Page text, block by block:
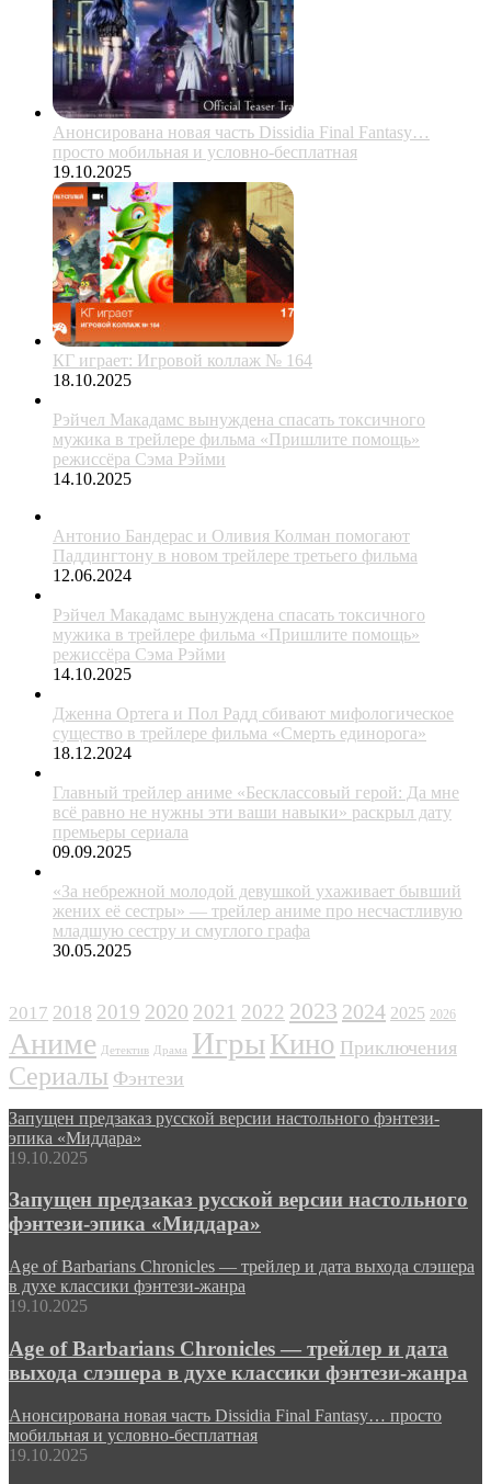
Анонсирована новая часть Dissidia Final Fantasy…
просто мобильная и условно-бесплатная
19.10.2025
КГ играет: Игровой коллаж № 164
18.10.2025
Рэйчел Макадамс вынуждена спасать токсичного
мужика в трейлере фильма «Пришлите помощь»
режиссёра Сэма Рэйми
14.10.2025
Антонио Бандерас и Оливия Колман помогают
Паддингтону в новом трейлере третьего фильма
12.06.2024
Рэйчел Макадамс вынуждена спасать токсичного
мужика в трейлере фильма «Пришлите помощь»
режиссёра Сэма Рэйми
14.10.2025
Дженна Ортега и Пол Радд сбивают мифологическое
существо в трейлере фильма «Смерть единорога»
18.12.2024
Главный трейлер аниме «Бесклассовый герой: Да мне
всё равно не нужны эти ваши навыки» раскрыл дату
премьеры сериала
09.09.2025
«За небрежной молодой девушкой ухаживает бывший
жених её сестры» — трейлер аниме про несчастливую
младшую сестру и смуглого графа
30.05.2025
2017 2018 2019 2020 2021 2022 2023 2024 2025 2026
Аниме Детектив Драма ИгрыКино Приключения
Сериалы Фэнтези
Запущен предзаказ русской версии настольного фэнтези-
эпика «Миддара»
19.10.2025
Запущен предзаказ русской версии настольного
фэнтези-эпика «Миддара»
Age of Barbarians Chronicles — трейлер и дата выхода слэшера
в духе классики фэнтези-жанра
19.10.2025
Age of Barbarians Chronicles — трейлер и дата
выхода слэшера в духе классики фэнтези-жанра
Анонсирована новая часть Dissidia Final Fantasy… просто
мобильная и условно-бесплатная
19.10.2025